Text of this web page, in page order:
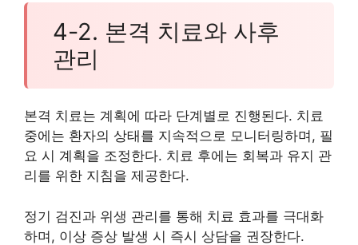
4-2. 본격 치료와 사후
관리
본격 치료는 계획에 따라 단계별로 진행된다. 치료
중에는 환자의 상태를 지속적으로 모니터링하며, 필
요 시 계획을 조정한다. 치료 후에는 회복과 유지 관
리를 위한 지침을 제공한다.
정기 검진과 위생 관리를 통해 치료 효과를 극대화
하며, 이상 증상 발생 시 즉시 상담을 권장한다.